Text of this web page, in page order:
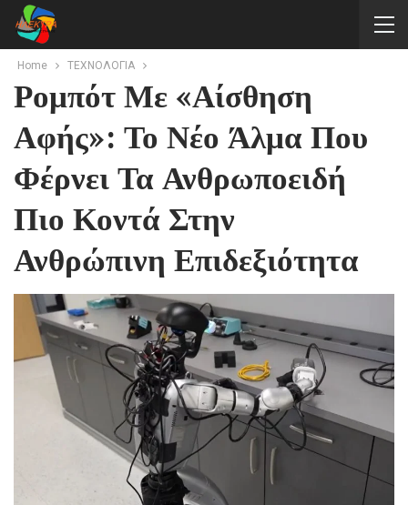
Home ΤΕΧΝΟΛΟΓΙΑ
Ρομπότ Με «αίσθηση
Αφής»: Το Νέο Άλμα Που
Φέρνει Τα Ανθρωποειδή
Πιο Κοντά Στην
Ανθρώπινη Επιδεξιότητα